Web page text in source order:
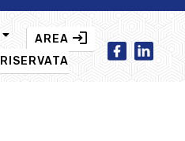
AREA
RISERVATA